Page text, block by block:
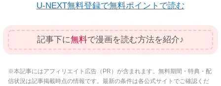
U-NEXT無料登録で無料ポイントで読む
記事下に無料で漫画を読む方法を紹介♪
※本記事にはアフィリエイト広告（PR）が含まれます。無料期間・特典・配
信状況は記事掲載時点の情報です。最新の条件は各公式サイトでご確認くだ